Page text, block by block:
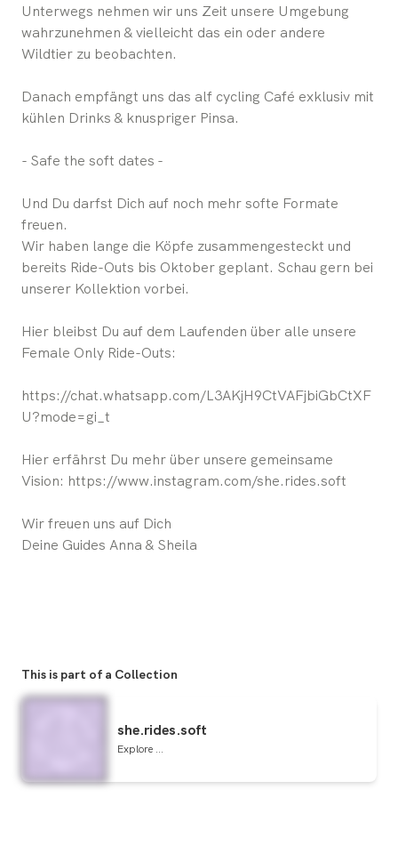
Unterwegs nehmen wir uns Zeit unsere Umgebung
wahrzunehmen & vielleicht das ein oder andere
Wildtier zu beobachten.
Danach empfängt uns das alf cycling Café exklusiv mit
kühlen Drinks & knuspriger Pinsa.
- Safe the soft dates -
Und Du darfst Dich auf noch mehr softe Formate
freuen.
Wir haben lange die Köpfe zusammengesteckt und
bereits Ride-Outs bis Oktober geplant. Schau gern bei
unserer Kollektion vorbei.
Hier bleibst Du auf dem Laufenden über alle unsere
Female Only Ride-Outs:
https://chat.whatsapp.com/L3AKjH9CtVAFjbiGbCtXF
U?mode=gi_t
Hier erfährst Du mehr über unsere gemeinsame
Vision: https://www.instagram.com/she.rides.soft
Wir freuen uns auf Dich
Deine Guides Anna & Sheila
This is part of a Collection
she.rides.soft
Explore ...